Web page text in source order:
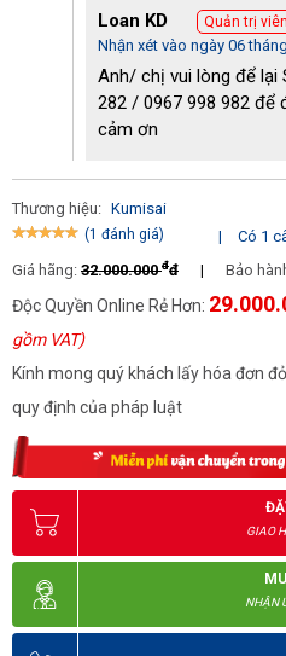
Ứng dụng của máy hút bụi
- Máy hút bụi công nghiệp 3 pha
lớn. Tuy nhiên máy được tích
hãng tại Điện máy Hoàng Liên -
nghiệm trong nghề. Đến với
sản phẩm chất lượng; mức giá
nhiều ưu đãi hấp dẫn khác: giảm
vận chuyển...
Hãy nhấc máy và gọi theo số
Loan KD Quản trị viên
Nhận xét vào ngày 06
Anh/ chị vui lòng để lại
282 / 0967 998 982 để
cảm ơn
Thương hiệu: Kumisai
(1 đánh giá) |
Có 1
Giá hãng: 32.000.000đđ | Bảo
Độc Quyền Online Rẻ Hơn:
gồm VAT)
Kính mong quý khách lấy hóa đơn
quy định của pháp luật
GIAO
NHẬN